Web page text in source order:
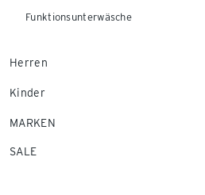
Funktionsunterwäsche
Herren
Kinder
MARKEN
SALE